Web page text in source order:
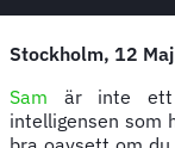
Stockholm, 12
Sam är inte ett
intelligensen som